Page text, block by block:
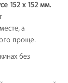
152 x 152 мм.
а
проще.
без